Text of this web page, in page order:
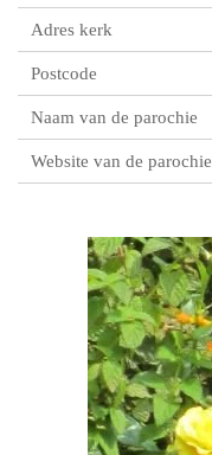
Adres kerk
Postcode
Naam van de parochie
Website van de parochie